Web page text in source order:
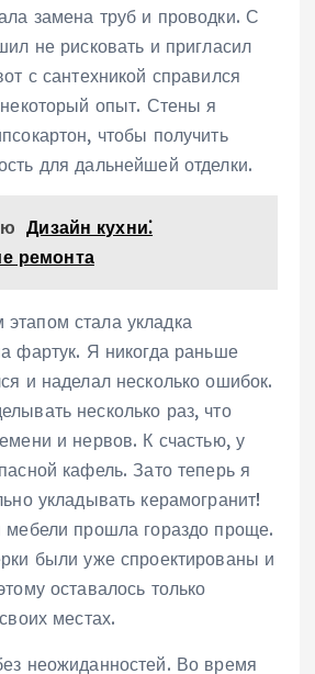
замена труб и проводки. С
не рисковать и пригласил
с сантехникой справился
опыт. Стены я
чтобы получить
для дальнейшей отделки.
Дизайн кухни⁚
ремонта
стала укладка
фартук. Я никогда раньше
и наделал несколько ошибок.
несколько раз, что
и нервов. К счастью, у
кафель. Зато теперь я
укладывать керамогранит!
мебели прошла гораздо проще.
были уже спроектированы и
оставалось только
местах.
неожиданностей. Во время